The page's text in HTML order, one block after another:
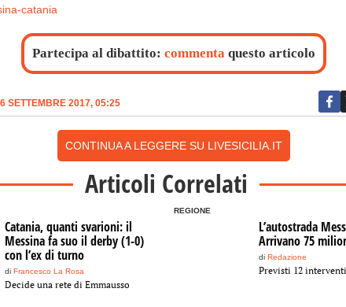
catania
Partecipa al dibattito:commenta questo articolo
SETTEMBRE 2017, 05:25
CONTINUA A LEGGERE SU LIVESICILIA.IT
Articoli Correlati
Catania, quanti svarioni: il
Messina fa suo il derby (1-0)
con l’ex di turno
di Francesco La Rosa
Decide una rete di Emmausso
REGIONE
L’autostrada
Arrivano 75
diRedazione
Previsti 12 interventi